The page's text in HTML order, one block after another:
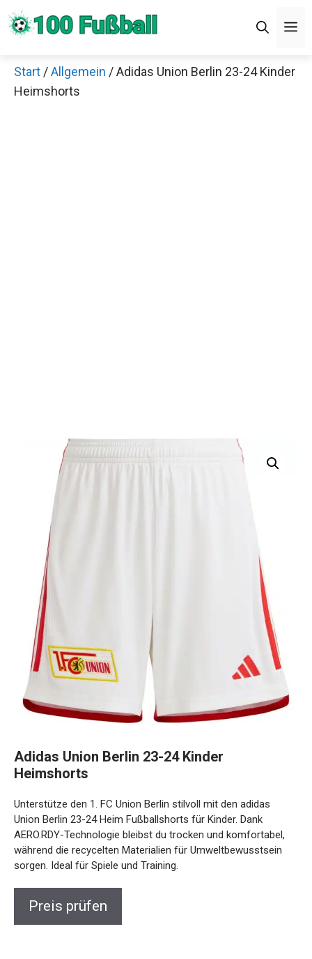
Zum
Inhalt
Start /Allgemein / Adidas Union Berlin 23-24
Kinder Heimshorts
Heimshorts
Union Berlin 23-24 Heim Fußballshorts für Kinder. Dank
AERO.RDY-Technologie bleibst du trocken und komfortabel,
während die recycelten Materialien für Umweltbewusstsein
sorgen. Ideal für Spiele und Training.
×